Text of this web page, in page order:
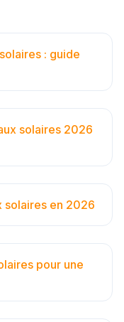
: guide
solaires 2026
solaires en 2026
pour une